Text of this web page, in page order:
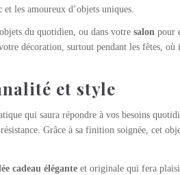
et les amoureux d’objets uniques.
du quotidien, ou dans votre salonpour
décoration, surtout pendant les fêtes, où
et style
qui saura répondre à vos besoins
Grâce à sa finition soignée, cet
cadeau éléganteet originale qui fera